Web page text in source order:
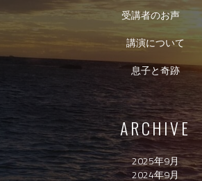
受講者のお声
講演について
息子と奇跡
ARCHIVE
2025年9月
2024年9月